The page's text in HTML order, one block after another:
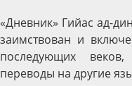
«Дневник» Гийас ад-
заимствован и
последующих
переводы на другие